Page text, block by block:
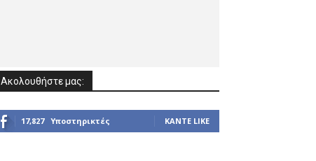
Ακολουθήστε μας:
17,827 Υποστηρικτές ΚΆΝΤΕ LIKE